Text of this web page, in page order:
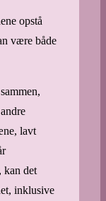
opstå
være både
lavt
kan det
inklusive